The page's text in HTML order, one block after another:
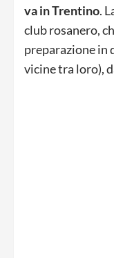
va in Trentino.
club rosanero,
preparazione in
vicine tra loro),